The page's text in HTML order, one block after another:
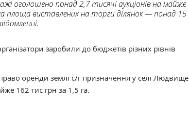
оголошено понад 2,7 тисячі аукціонів на майже
площа виставлених на торги ділянок — понад 15
заробили до бюджетів різних рівнів
оренди землі с/г призначення у селі Людвище
162 тис грн за 1,5 га.